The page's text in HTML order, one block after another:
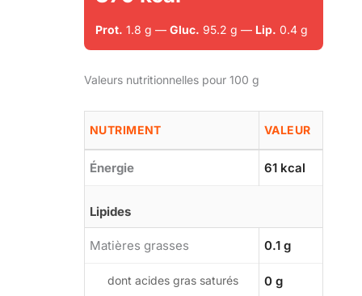
Prot. 1.8 g — Gluc. 95.2 g — Lip. 0.4 g
Valeurs nutritionnelles pour 100 g
NUTRIMENT VALEUR
Énergie 61 kcal
Lipides
Matières grasses 0.1 g
dont acides gras saturés 0 g